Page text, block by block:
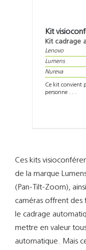
Kit
Kit cadrage
Lenovo
Lumens
Nureva
Ce kit convient
personne . . .
Ces kits
de la marque
(Pan-Tilt-Zoom),
caméras offrent des
le cadrage
mettre en valeur
automatique. Mais